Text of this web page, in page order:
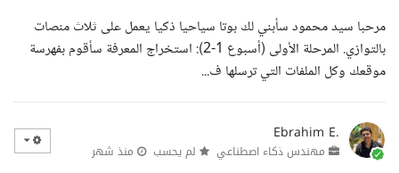
مرحبا سيد محمود سأبني لك بوتا سياحيا ذكيا يعمل على ثلاث منصات
بالتوازي. المرحلة الأولى (أسبوع 1-2): استخراج المعرفة سأقوم بفهرسة
موقعك وكل الملفات التي ترسلها ف...
Ebrahim E.
مهندس ذكاء اصطناعي لم يحسب منذ شهر